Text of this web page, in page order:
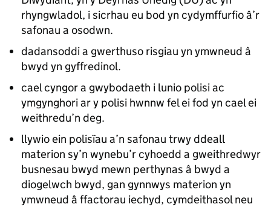
rhyngwladol, i sicrhau eu bod yn cydymffurfio â’r
safonau a osodwn.
dadansoddi a gwerthuso risgiau yn ymwneud â
bwyd yn gyffredinol.
cael cyngor a gwybodaeth i lunio polisi ac
ymgynghori ar y polisi hwnnw fel ei fod yn cael ei
weithredu’n deg.
llywio ein polisïau a’n safonau trwy ddeall
materion sy’n wynebu’r cyhoedd a gweithredwyr
busnesau bwyd mewn perthynas â bwyd a
diogelwch bwyd, gan gynnwys materion yn
ymwneud â ffactorau iechyd, cymdeithasol neu